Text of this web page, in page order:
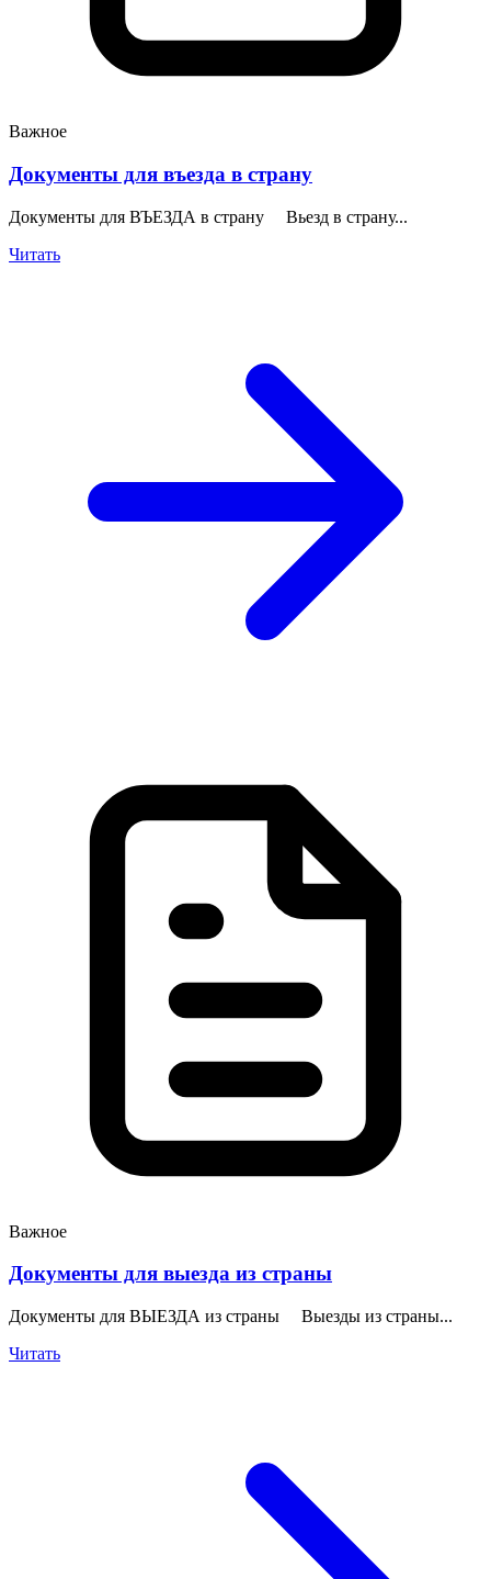
Важное
Документы для въезда в страну
Документы для ВЪЕЗДА в страну Вьезд в страну...
Читать
Важное
Документы для выезда из страны
Документы для ВЫЕЗДА из страны Выезды из страны...
Читать